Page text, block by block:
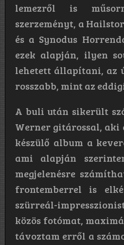
lemezről is
szerzeményt, a
és a Synodus
ezek alapján, ilyen
lehetett állapítani, az
rosszabb, mint az
A buli után sikerült
Werner gitárossal, aki
készülő album a
ami alapján
megjelenésre
frontemberrel is
szürreál-
közös fotómat,
távoztam erről a